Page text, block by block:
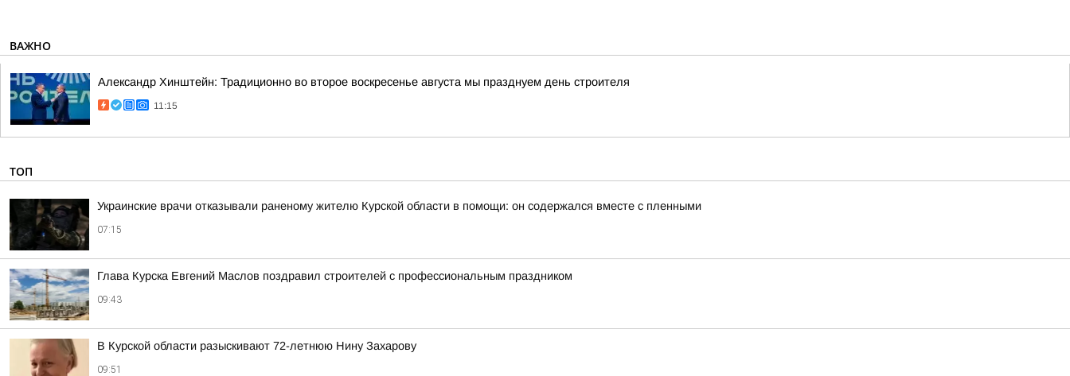
ВАЖНО
Александр Хинштейн: Традиционно во второе воскресенье августа мы празднуем день строителя
11:15
ТОП
Украинские врачи отказывали раненому жителю Курской области в помощи: он содержался вместе с пленными
07:15
Глава Курска Евгений Маслов поздравил строителей с профессиональным праздником
09:43
В Курской области разыскивают 72-летнюю Нину Захарову
09:51